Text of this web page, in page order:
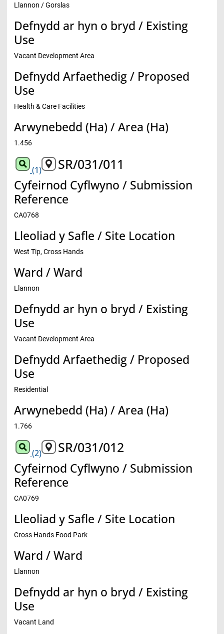
Llannon / Gorslas
Defnydd ar hyn o bryd / Existing
Use
Vacant Development Area
Defnydd Arfaethedig / Proposed
Use
Health & Care Facilities
Arwynebedd (Ha) / Area (Ha)
1.456
(1) SR/031/011
Cyfeirnod Cyflwyno / Submission
Reference
CA0768
Lleoliad y Safle / Site Location
West Tip, Cross Hands
Ward / Ward
Llannon
Defnydd ar hyn o bryd / Existing
Use
Vacant Development Area
Defnydd Arfaethedig / Proposed
Use
Residential
Arwynebedd (Ha) / Area (Ha)
1.766
(2) SR/031/012
Cyfeirnod Cyflwyno / Submission
Reference
CA0769
Lleoliad y Safle / Site Location
Cross Hands Food Park
Ward / Ward
Llannon
Defnydd ar hyn o bryd / Existing
Use
Vacant Land